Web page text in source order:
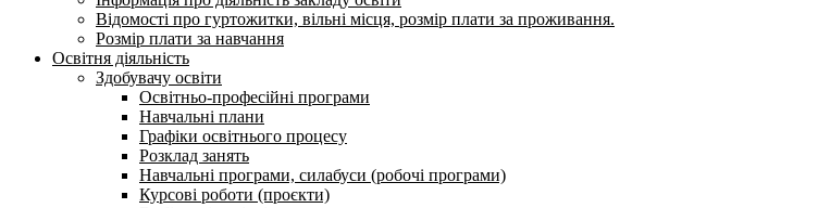
Відомості про гуртожитки, вільні місця, розмір плати за проживання.
Розмір плати за навчання
Освітня діяльність
Здобувачу освіти
Освітньо-професійні програми
Навчальні плани
Графіки освітнього процесу
Розклад занять
Навчальні програми, силабуси (робочі програми)
Курсові роботи (проєкти)